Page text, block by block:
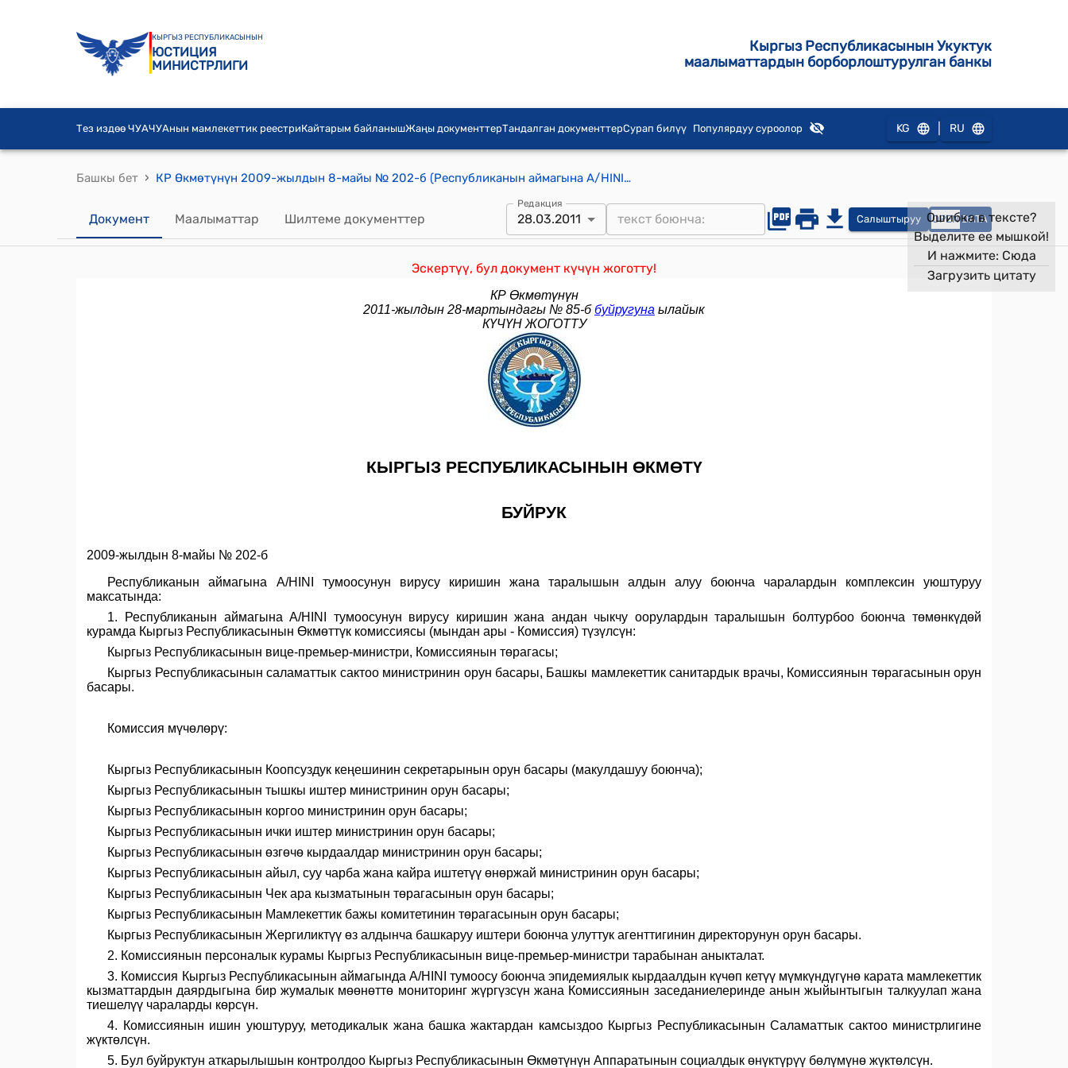
КЫРГЫЗ РЕСПУБЛИКАСЫНЫН
ЮСТИЦИЯ
МИНИСТРЛИГИ
Кыргыз Республикасынын Укуктук
маалыматтардын борборлоштурулган банкы
Тез издөө ЧУАЧУАнын мамлекеттик реестриКайтарым байланышЖаңы документтерТандалган документтерСурап билүү Популярдуу суроолор KG RU
Башкы бет › КР Өкмөтүнүн 2009-жылдын 8-майы № 202-б (Республиканын аймагына A/HINI тумоосунун вирусу киришин жана андан чыкчу оорулардын таралышын болтурбоо боюнча Кыргыз Республикасынын Өкмөттүк комиссиясы түзүлүшү боюнча) буйругу
Документ Маалыматтар Шилтеме документтер
Редакция
28.03.2011 Салыштыруу OPEN DATA
Эскертүү, бул документ күчүн жоготту!
Ошибка в тексте?
Выделите ее мышкой!
И нажмите: Сюда
Загрузить цитату